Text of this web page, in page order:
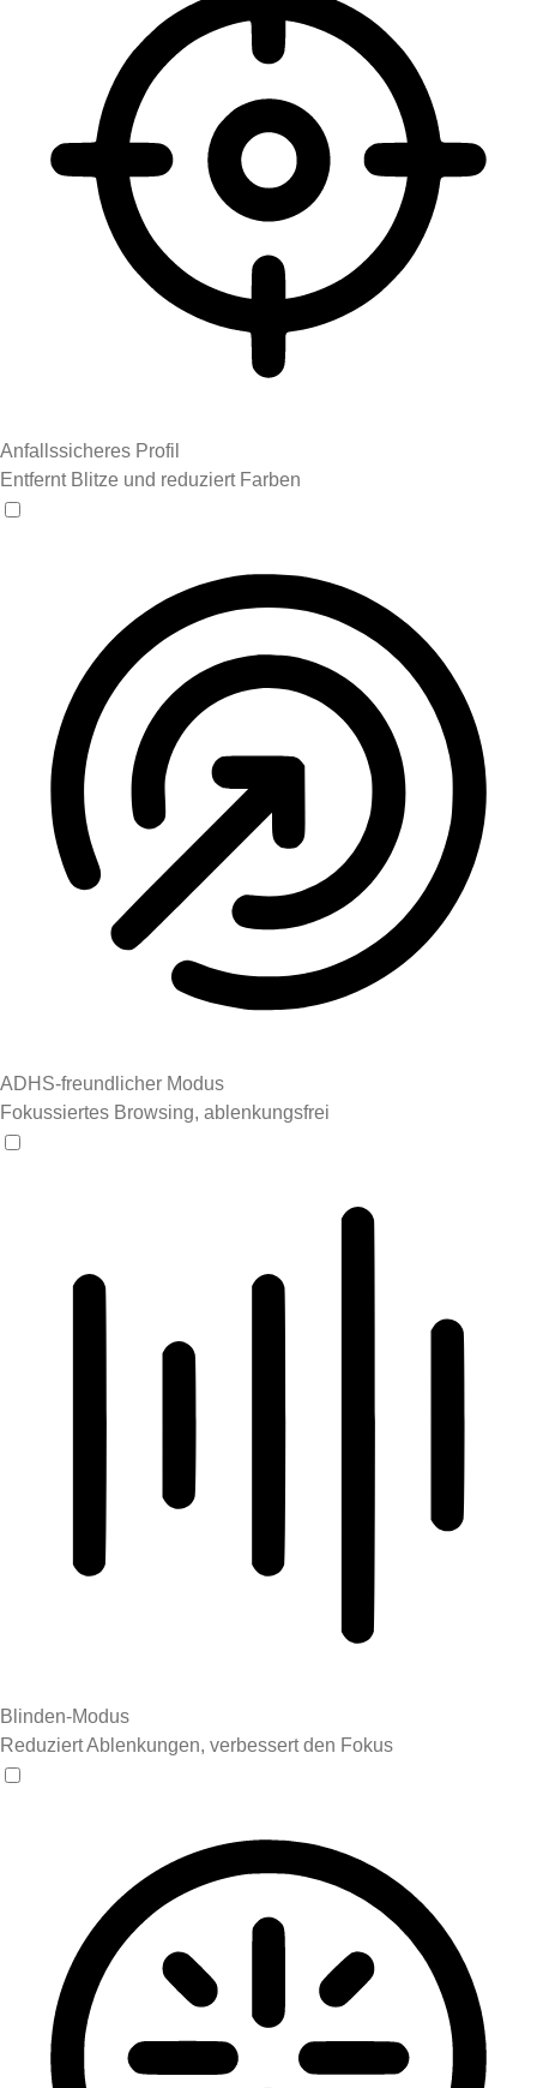
Anfallssicheres Profil
Entfernt Blitze und reduziert Farben
ADHS-freundlicher Modus
Fokussiertes Browsing, ablenkungsfrei
Blinden-Modus
Reduziert Ablenkungen, verbessert den Fokus